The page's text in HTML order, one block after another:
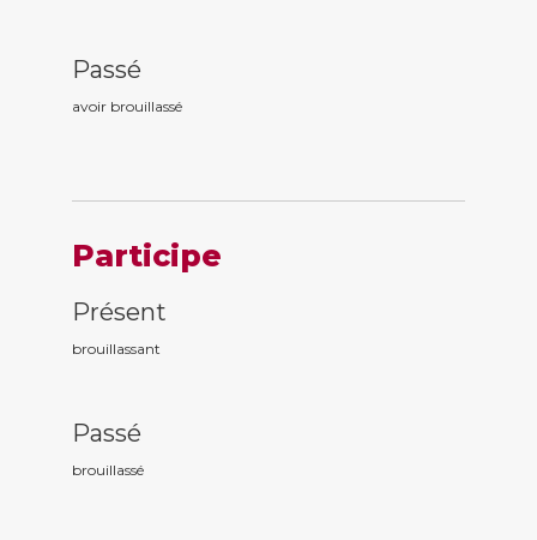
Passé
avoir brouillassé
Participe
Présent
brouillassant
Passé
brouillassé